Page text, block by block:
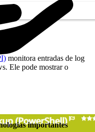
monitora entradas de log
Ele pode mostrar o
importantes